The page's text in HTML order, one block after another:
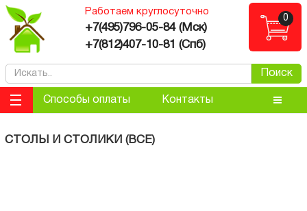
Работаем круглосуточно
+7(495)796-05-84 (Мск)
+7(812)407-10-81 (Спб)
0
Поиск
Способы оплаты Контакты
СТОЛЫ И СТОЛИКИ (ВСЕ)